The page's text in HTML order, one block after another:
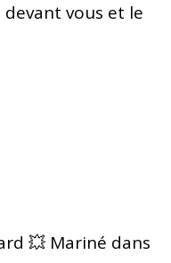
devant vous et le
💥 Mariné dans